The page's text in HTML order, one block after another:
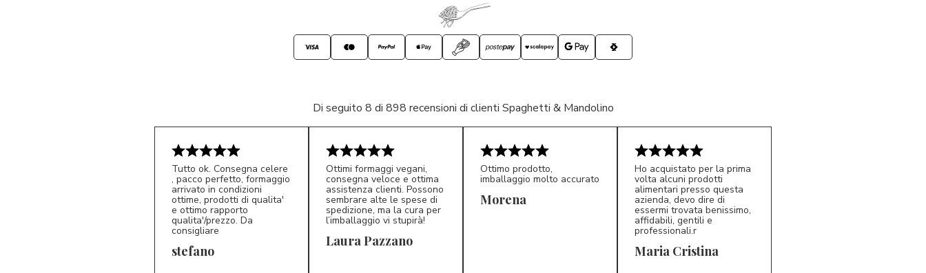
Di seguito 8 di 898 recensioni di clienti Spaghetti & Mandolino
S*
Tutto ok. Consegna celere
, pacco perfetto, formaggio
arrivato in condizioni
ottime, prodotti di qualita'
e ottimo rapporto
qualita'/prezzo. Da
consigliare
stefano LP 5/5
Ottimi formaggi vegani,
consegna veloce e ottima
assistenza clienti. Possono
sembrare alte le spese di
spedizione, ma la cura per
l’imballaggio vi stupirà!
Laura Pazzano
Ottimo prodotto,
imballaggio molto accurato
Morena
MC 5/5
Ho acquistato per la prima
volta alcuni prodotti
alimentari presso questa
azienda, devo dire di
essermi trovata benissimo,
affidabili, gentili e
professionali.r
Maria Cristina